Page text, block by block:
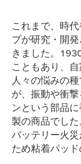
これまで、時
プが研究・開
きました。
こともあり、
人々の悩みの
が、振動や衝
ンという部品
製の商品でし
バッテリー火
ため粘着パッド